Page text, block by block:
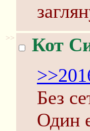
>> Кот
Без
Один